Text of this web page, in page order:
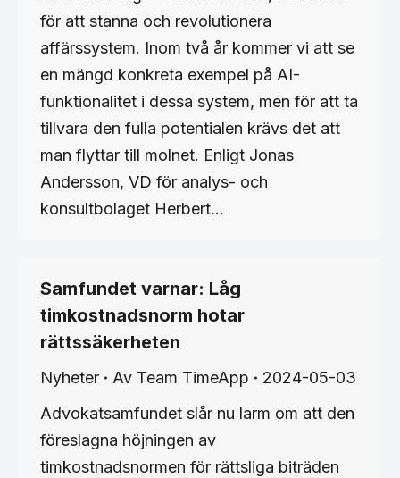
för att stanna och revolutionera
affärssystem. Inom två år kommer vi att se
en mängd konkreta exempel på AI-
funktionalitet i dessa system, men för att ta
tillvara den fulla potentialen krävs det att
man flyttar till molnet. Enligt Jonas
Andersson, VD för analys- och
konsultbolaget Herbert…
Samfundet varnar: Låg
timkostnadsnorm hotar
rättssäkerheten
Nyheter Av Team TimeApp
2024-05-03
Advokatsamfundet slår nu larm om att den
föreslagna höjningen av
timkostnadsnormen för rättsliga biträden